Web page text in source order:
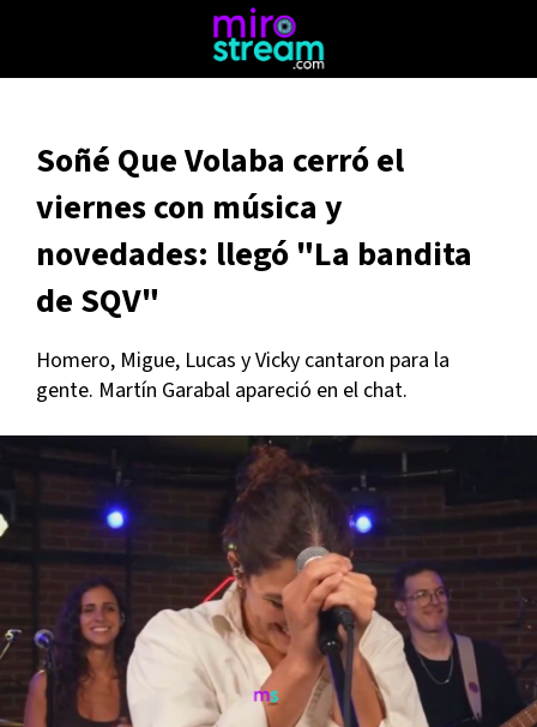
Soñé Que Volaba cerró el
viernes con música y
novedades: llegó "La bandita
de SQV"
Homero, Migue, Lucas y Vicky cantaron para la
gente. Martín Garabal apareció en el chat.